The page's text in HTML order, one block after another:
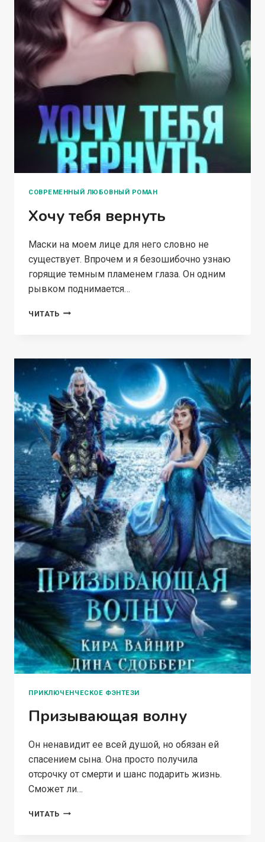
СОВРЕМЕННЫЙ ЛЮБОВНЫЙ РОМАН
Хочу тебя вернуть
Маски на моем лице для него словно не
существует. Впрочем и я безошибочно узнаю
горящие темным пламенем глаза. Он одним
рывком поднимается…
ЧИТАТЬ ХОЧУ
ПРИКЛЮЧЕНЧЕСКОЕ ФЭНТЕЗИ
Призывающая волну
Он ненавидит ее всей душой, но обязан ей
спасением сына. Она просто получила
отсрочку от смерти и шанс подарить жизнь.
Сможет ли…
ЧИТАТЬ ПРИЗЫВАЮЩАЯ